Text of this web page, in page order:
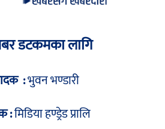
डटकमका लागि
:भुवन भण्डारी
:मिडिया हण्ड्रेड प्रालि